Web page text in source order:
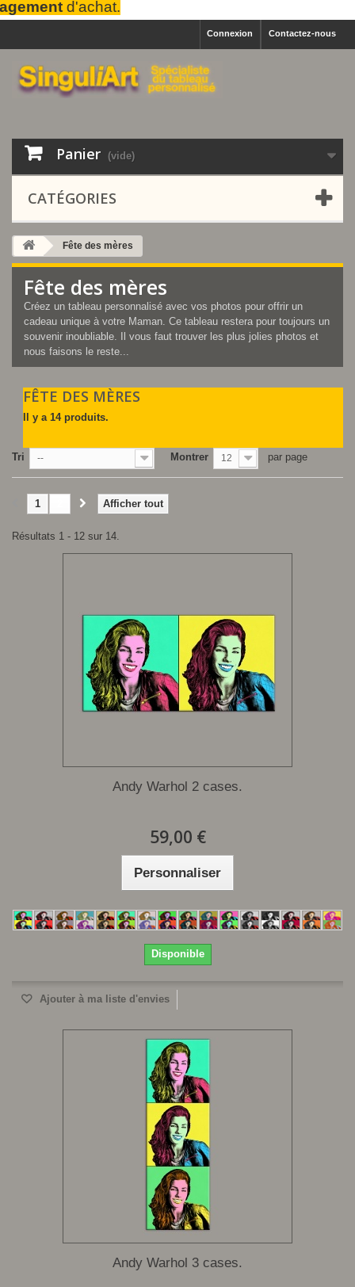
Contactez-nous
Connexion
Panier (vide)
CATÉGORIES
Fête des mères
Fête des mères
Créez un tableau personnalisé avec vos photos pour offrir un
cadeau unique à votre Maman. Ce tableau restera pour toujours un
souvenir inoubliable. Il vous faut trouver les plus jolies photos et
nous faisons le reste...
FÊTE DES MÈRES
Il y a 14 produits.
Tri -- Montrer 12 par page
Afficher tout
1
Résultats 1 - 12 sur 14.
Andy Warhol 2 cases.
59,00 €
Personnaliser
Disponible
Ajouter à ma liste d'envies
Andy Warhol 3 cases.